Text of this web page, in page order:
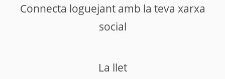
Connecta loguejant amb la teva xarxa
social
La llet